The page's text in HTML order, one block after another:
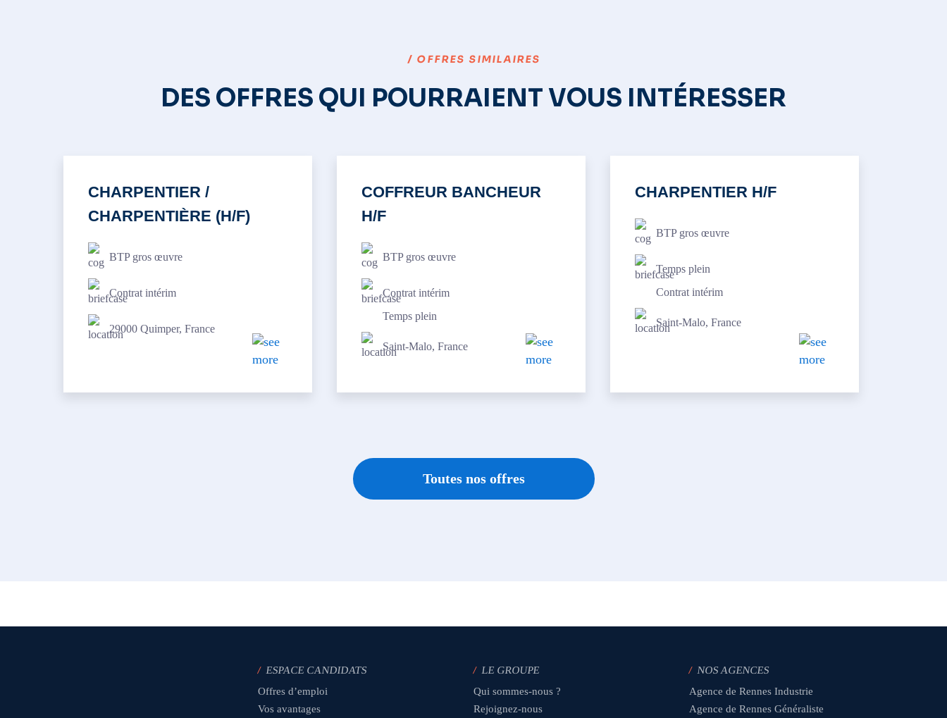
/ OFFRES SIMILAIRES
DES OFFRES QUI POURRAIENT VOUS INTÉRESSER
CHARPENTIER /
CHARPENTIÈRE (H/F)
BTP gros œuvre
Contrat intérim
29000 Quimper, France
COFFREUR BANCHEUR
H/F
BTP gros œuvre
Contrat intérim
Temps plein
Saint-Malo, France
CHARPENTIER H/F
BTP gros œuvre
Temps plein
Contrat intérim
Saint-Malo, France
Toutes nos offres
/ ESPACE CANDIDATS
Offres d’emploi
Vos avantages
/ LE GROUPE
Qui sommes-nous ?
Rejoignez-nous
/ NOS AGENCES
Agence de Rennes Industrie
Agence de Rennes Généraliste